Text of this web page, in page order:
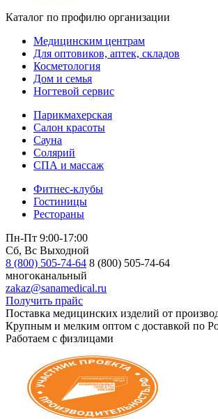
Каталог по профилю организации
Медицинским центрам
Для оптовиков, аптек, складов
Косметология
Дом и семья
Ногтевой сервис
Парикмахерская
Салон красоты
Сауна
Солярий
СПА и массаж
Фитнес-клубы
Гостиницы
Рестораны
Пн-Пт 9:00-17:00
Сб, Вс Выходной
8 (800) 505-74-64 8 (800) 505-74-64
многоканальный
zakaz@sanamedical.ru
Получить прайс
Поставка медицинских изделий от
Крупным и мелким оптом с доставкой по
Работаем с физлицами